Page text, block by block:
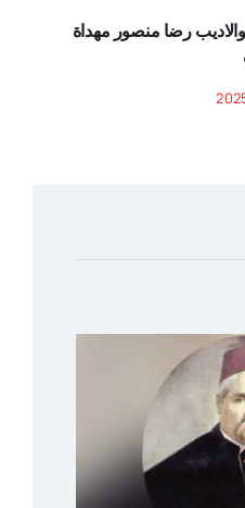
رضا منصور مهداة